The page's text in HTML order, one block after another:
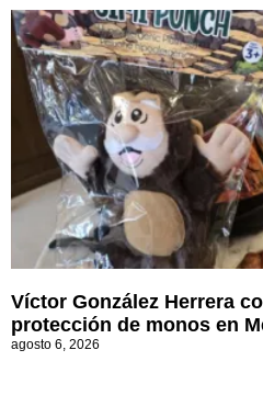
Víctor González Herrera
protección de monos en
agosto 6, 2026